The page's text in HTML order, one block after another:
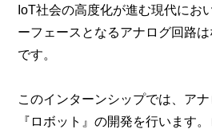
IoT社会の高度化が進む現代にお
ーフェースとなるアナログ回路
です。
このインターンシップでは、ア
『ロボット』の開発を行います